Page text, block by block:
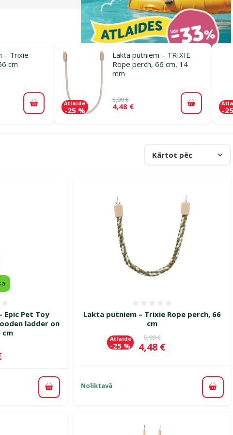
– Trixie
cm
Pievienot grozam
Lakta putniem – TRIXIE
Rope perch, 66 cm, 14
mm
5,99 €
4,48 €
Atlaide
-25 % Pievienot
-
Kārtot pēc
Epic Pet Toy
ladder on
cm
cena
Pievienot grozam
Lakta putniem – Trixie Rope perch, 66
cm
Oriģinālā cena
5,99 €
Cena
4,48 €
Atlaide
-25 %
Noliktavā